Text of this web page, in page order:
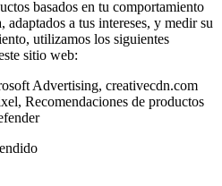
basados en tu comportamiento
adaptados a tus intereses, y medir su
utilizamos los siguientes
sitio web:
Advertising, creativecdn.com
Recomendaciones de productos